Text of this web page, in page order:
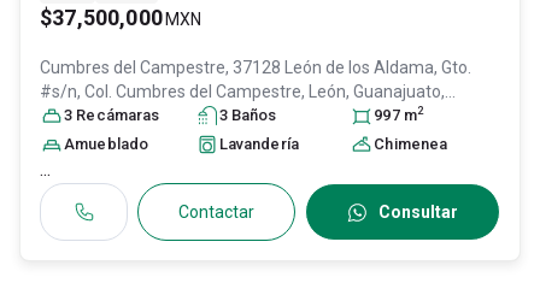
$37,500,000 MXN
Cumbres del Campestre, 37128 León de los Aldama, Gto.
#s/n, Col. Cumbres del Campestre,
León, Guanajuato,
México, C.P. 37128 , ID: 30840843
3 Recámaras 3 Baños 997 m2
Amueblado Lavandería Chimenea
...
Contactar Consultar